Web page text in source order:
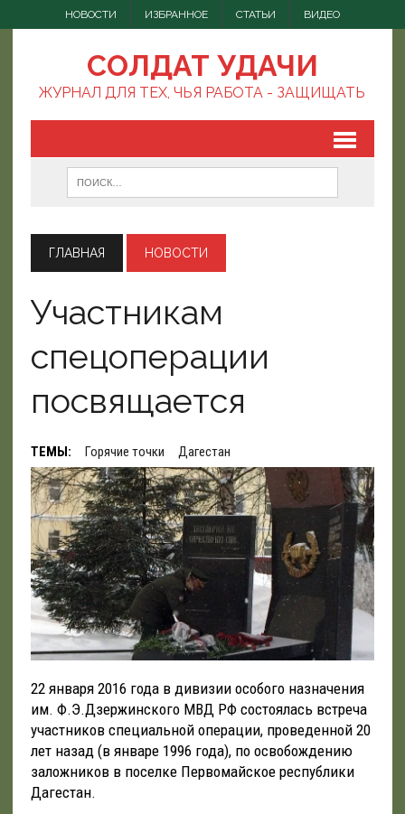
НОВОСТИ ИЗБРАННОЕ СТАТЬИ ВИДЕО
СОЛДАТ УДАЧИ
ЖУРНАЛ ДЛЯ ТЕХ, ЧЬЯ РАБОТА - ЗАЩИЩАТЬ
ГЛАВНАЯ НОВОСТИ
Участникам
спецоперации
посвящается
ТЕМЫ: Горячие точки Дагестан
22 января 2016 года в дивизии особого назначения
им. Ф.Э.Дзержинского МВД РФ состоялась встреча
участников специальной операции, проведенной 20
лет назад (в январе 1996 года), по освобождению
заложников в поселке Первомайское республики
Дагестан.